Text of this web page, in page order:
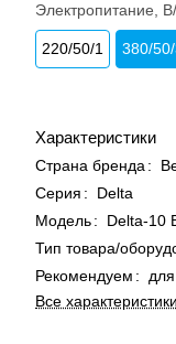
Электропитание,
220/50/1 380/
Характеристики
Страна бренда :
Серия :
Delta
Модель:
Delta-10
Тип товара/
Рекомендуем :
Все характеристики